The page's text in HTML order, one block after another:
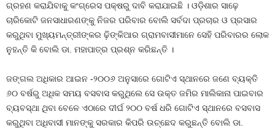
ଗ୍ରହଣ କରାଯିବାକୁ କଂଗ୍ରେସ ପକ୍ଷରୁ ଦାବି କରାଯାଇଛି । ଓଡ଼ିଶାର ସାଢ଼େ
ଚାରିକୋଟି ଜନସାଧାରଣଙ୍କୁ ନିଜର ପରିବାର ବୋଲି ସର୍ବଦା ପ୍ରଚାର ଓ ପ୍ରସାର
କରୁଥିବା ମୁଖ୍ୟମନ୍ତ୍ରୀଙ୍କର ଢ଼ିଙ୍କିଆର ଗ୍ରାମବାସୀମାନେ ସେହି ପରିବାରର ଲୋକ
ନୁହନ୍ତି କି ବୋଲି ଡା. ମହାପାତ୍ର ପ୍ରଶ୍ନ କରିଛନ୍ତି ।
ଜଙ୍ଗଲ ଅଧିକାର ଆଇନ -୨୦୦୬ ଅନୁସାରେ ଗୋଟିଏ ସ୍ଥାନରେ ଜଣେ ବ୍ୟକ୍ତି
୬୦ ବର୍ଷରୁ ଅଧିକ ସମୟ ବସବାସ କରୁଥିଲେ ସେ ଉକ୍ତ ଜମିର ମାଲିକାନା ପାଇବାର
ବ୍ୟବସ୍ଥା ଥିବା ବେଳେ ଏଠାରେ ଦୀର୍ଘ ୨୦୦ ବର୍ଷ ଧରି ଗୋଟିଏ ସ୍ଥାନରେ ବସବାସ
କରୁଥିବା ଅଧିବାସୀ ମାନଙ୍କୁ ସରକାର କିପରି ଉଚ୍ଛେଦ କରୁଛନ୍ତି ବୋଲି ଡା.